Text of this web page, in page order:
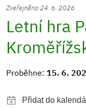
Zveřejněno 24. 6. 2026
Letní hra
Proběhne: 15. 6.